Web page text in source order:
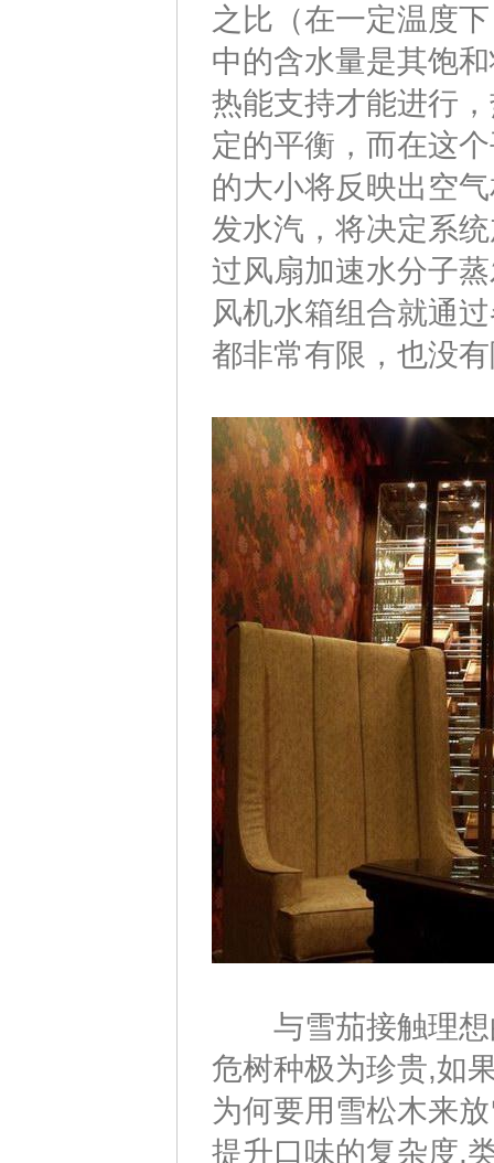
之比（在一定温度
中的含水量是其饱
热能支持才能进行
定的平衡，而在这
的大小将反映出空
发水汽，将决定系
过风扇加速水分子
风机水箱组合就通
都非常有限，也没
与雪茄接触理想
危树种极为珍贵,如
为何要用雪松木来
提升口味的复杂度,